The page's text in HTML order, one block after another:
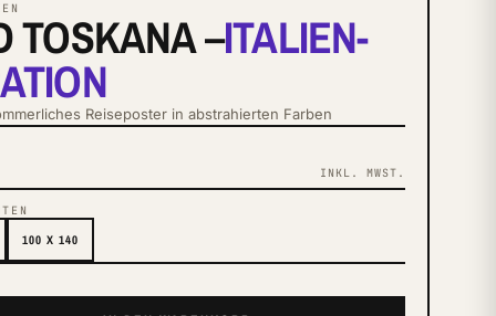
TOSKANA –ITALIEN-
Reiseposter in abstrahierten Farben
INKL. MWST.
100 X 140